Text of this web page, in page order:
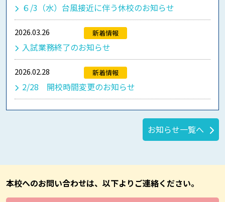
６/3（水）台風接近に伴う休校のお知らせ
2026.03.26 新着情報
入試業務終了のお知らせ
2026.02.28 新着情報
2/28 開校時間変更のお知らせ
お知らせ一覧へ
本校へのお問い合わせは、以下よりご連絡ください。